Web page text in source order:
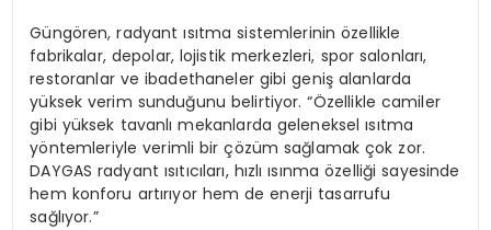
Güngören, radyant ısıtma sistemlerinin özellikle
fabrikalar, depolar, lojistik merkezleri, spor salonları,
restoranlar ve ibadethaneler gibi geniş alanlarda
yüksek verim sunduğunu belirtiyor. “Özellikle camiler
gibi yüksek tavanlı mekanlarda geleneksel ısıtma
yöntemleriyle verimli bir çözüm sağlamak çok zor.
DAYGAS radyant ısıtıcıları, hızlı ısınma özelliği sayesinde
hem konforu artırıyor hem de enerji tasarrufu
sağlıyor.”